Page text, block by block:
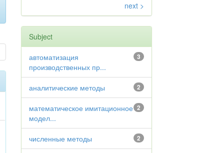
next >
Subject
3
автоматизация
производственных пр...
2
аналитические методы
2
математическое имитационное
модел...
2
численные методы